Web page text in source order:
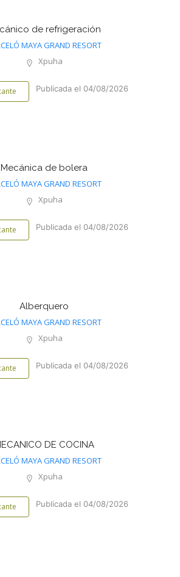
de refrigeración
MAYA GRAND RESORT
Xpuha
Publicada el 04/08/2026
Mecánica de bolera
MAYA GRAND RESORT
Xpuha
Publicada el 04/08/2026
Alberquero
MAYA GRAND RESORT
Xpuha
Publicada el 04/08/2026
DE COCINA
MAYA GRAND RESORT
Xpuha
Publicada el 04/08/2026